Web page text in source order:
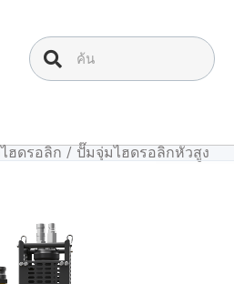
ฮดรอลิก / ปั๊มจุ่มไฮดรอลิกหัวสูง